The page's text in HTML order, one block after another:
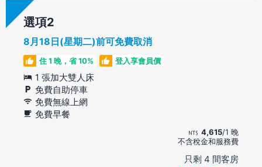
選項
8月18日(星期二)前可免費取消
住 1 晚，省 10% 登入享會員價
1 張加大雙人床
免費自助停車
免費無線上網
免費早餐
4,615/1 晚
不含稅金和服務費
只剩 4 間客房